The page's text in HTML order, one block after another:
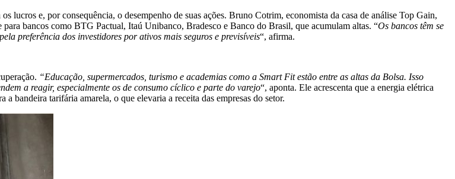
lucros e, por consequência, o desempenho de suas ações. Bruno Cotrim, economista da casa de análise Top Gain,
bancos como BTG Pactual, Itaú Unibanco, Bradesco e Banco do Brasil, que acumulam altas. “Os bancos têm se
preferência dos investidores por ativos mais seguros e previsíveis“, afirma.
“Educação, supermercados, turismo e academias como a Smart Fit estão entre as altas da Bolsa. Isso
a reagir, especialmente os de consumo cíclico e parte do varejo“, aponta. Ele acrescenta que a energia elétrica
bandeira tarifária amarela, o que elevaria a receita das empresas do setor.